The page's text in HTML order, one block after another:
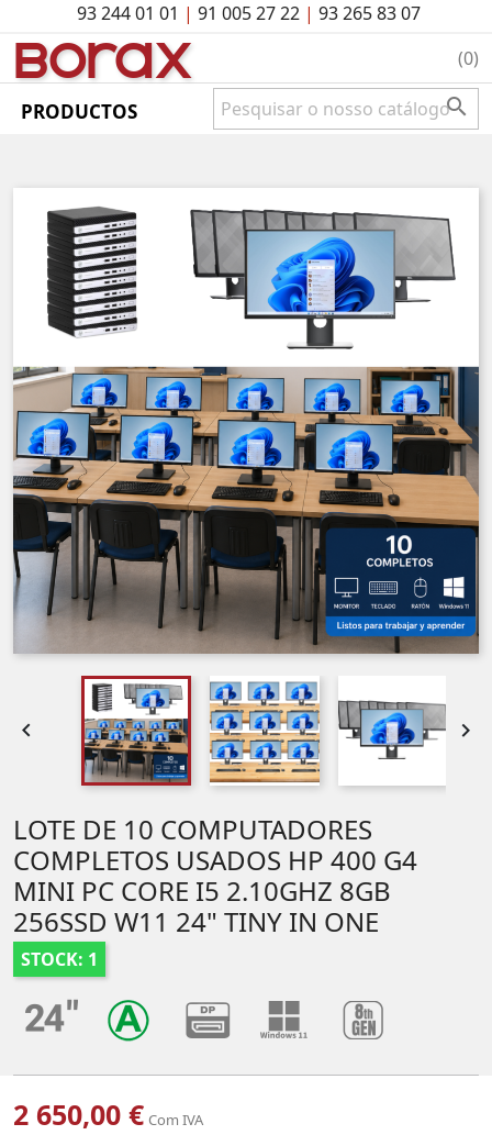
93 244 01 01 | 91 005 27 22| 93 265 83 07
BOrAx (0)
PRODUCTOS 
 
LOTE DE 10 COMPUTADORES
COMPLETOS USADOS HP 400 G4
MINI PC CORE I5 2.10GHZ 8GB
256SSD W11 24" TINY IN ONE
STOCK: 1
2 650,00 € Com IVA